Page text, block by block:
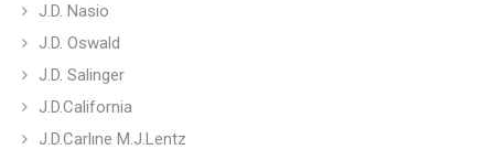
J.D. Nasio
J.D. Oswald
J.D. Salinger
J.D.California
J.D.Carlıne M.J.Lentz